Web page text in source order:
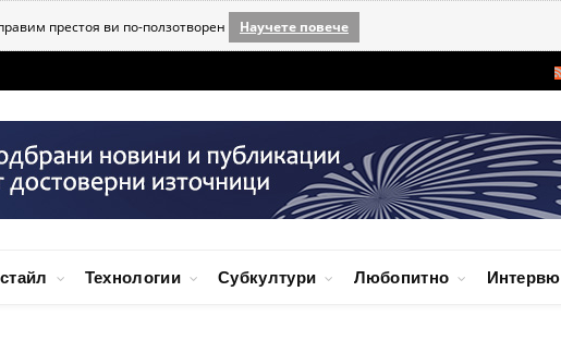
престоя ви по-ползотворен Научете повече
Технологии Субкултури Любопитно Интервю